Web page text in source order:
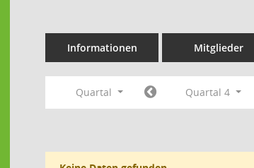
Informationen Mitglieder
Quartal Quartal 4